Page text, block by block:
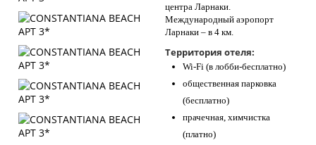
центра Ларнаки.
Международный аэропорт
Ларнаки – в 4 км.
Территория отеля:
Wi-Fi (в лобби-бесплатно)
общественная парковка
(бесплатно)
прачечная, химчистка
(платно)